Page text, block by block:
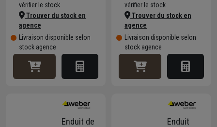
vérifier le stock
Trouver du stock en
agence
Livraison disponible selon
stock agence
vérifier le stock
Trouver du stock en
agence
Livraison disponible selon
stock agence
Enduit de
Enduit